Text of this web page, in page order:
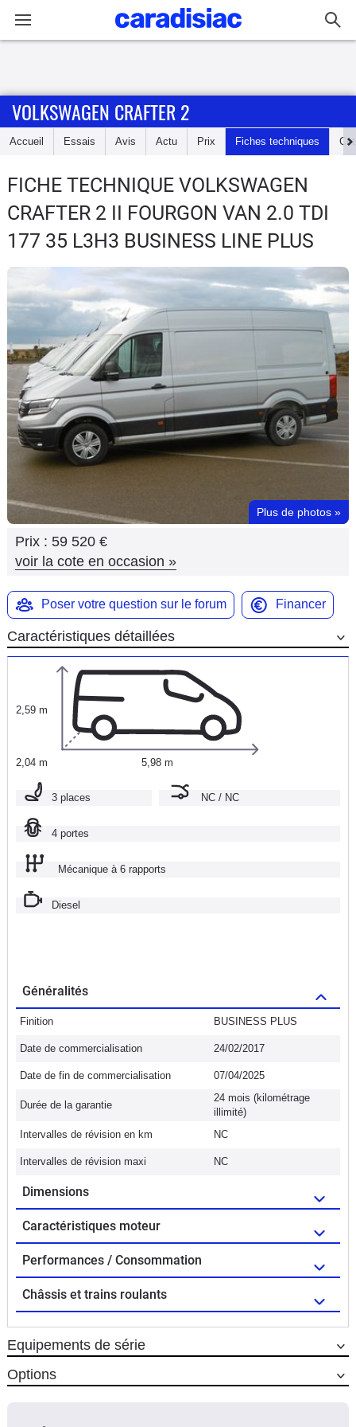
Accueil
Essais
Guide
d'achat
Electriques
Utilitaires
Flottes
Auto
Services
Forum
Moto
Marques
VOLKSWAGEN CRAFTER 2
Accueil Essais Avis Actu Prix Fiches techniques
FICHE TECHNIQUE VOLKSWAGEN
CRAFTER 2 II FOURGON VAN 2.0 TDI
177 35 L3H3 BUSINESS LINE PLUS
Plus de photos »
Prix : 59 520 €
voir la cote en occasion »
Poser votre question sur le forum Financer
Caractéristiques détaillées
2,59 m
2,04 m 5,98 m
3 places NC / NC
4 portes
Mécanique à 6 rapports
Diesel
Généralités
Finition BUSINESS PLUS
Date de commercialisation 24/02/2017
Date de fin de commercialisation 07/04/2025
Durée de la garantie
24 mois (kilométrage
illimité)
Intervalles de révision en km
NC
Intervalles de révision maxi NC
Dimensions
Caractéristiques moteur
Performances / Consommation
Châssis et trains roulants
Equipements de série
Options